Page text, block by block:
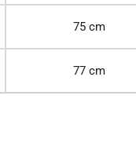
75 cm
77 cm